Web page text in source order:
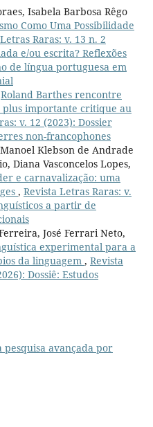
Isabela Barbosa Rêgo
Como Uma Possibilidade
Raras: v. 13 n. 2
e/ou escrita? Reflexões
de língua portuguesa em
Roland Barthes rencontre
plus importante critique au
v. 12 (2023): Dossier
non-francophones
Klebson de Andrade
Diana Vasconcelos Lopes,
e carnavalização: uma
, Revista Letras Raras: v.
a partir de
José Ferrari Neto,
experimental para a
da linguagem , Revista
Dossiê: Estudos
avançada por